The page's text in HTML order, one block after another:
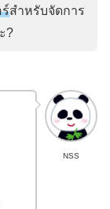
สำหรับจัดการ
?
NSS